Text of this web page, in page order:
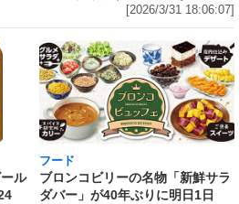
[2026/3/31 18:06:07]
ル
フード
ブロンコビリーの名物「新鮮サラ
ダバー」が40年ぶりに明日1日